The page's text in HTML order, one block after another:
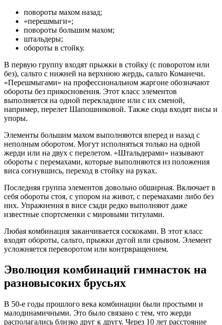
повороты махом назад;
«перешмыги»;
повороты большим махом;
штальдеры;
обороты в стойку.
В первую группу входят прыжки в стойку (с поворотом или
без), сальто с нижней на верхнюю жердь, сальто Команечи.
«Перешмыгами» на профессиональном жаргоне обозначают
обороты без прикосновения. Этот класс элементов
выполняется на одной перекладине или с их сменой,
например, перелет Шапошниковой. Также сюда входят висы и
упоры.
Элементы большим махом выполняются вперед и назад с
неполным оборотом. Могут исполняться только на одной
жерди или на двух с перелетом. «Штальдерами» называют
обороты с перемахами, которые выполняются из положения
виса согнувшись, переход в стойку на руках.
Последняя группа элементов довольно обширная. Включает в
себя обороты стоя, с упором на живот, с перемахами либо без
них. Упражнения в висе сзади редко выполняют даже
известные спортсменки с мировыми титулами.
Любая комбинация заканчивается соскоками. В этот класс
входят обороты, сальто, прыжки дугой или срывом. Элемент
усложняется переворотом или контрвращением.
Эволюция комбинаций гимнасток на
разновысоких брусьях
В 50-е годы прошлого века комбинации были простыми и
малодинамичными. Это было связано с тем, что жерди
располагались близко друг к другу. Через 10 лет расстояние